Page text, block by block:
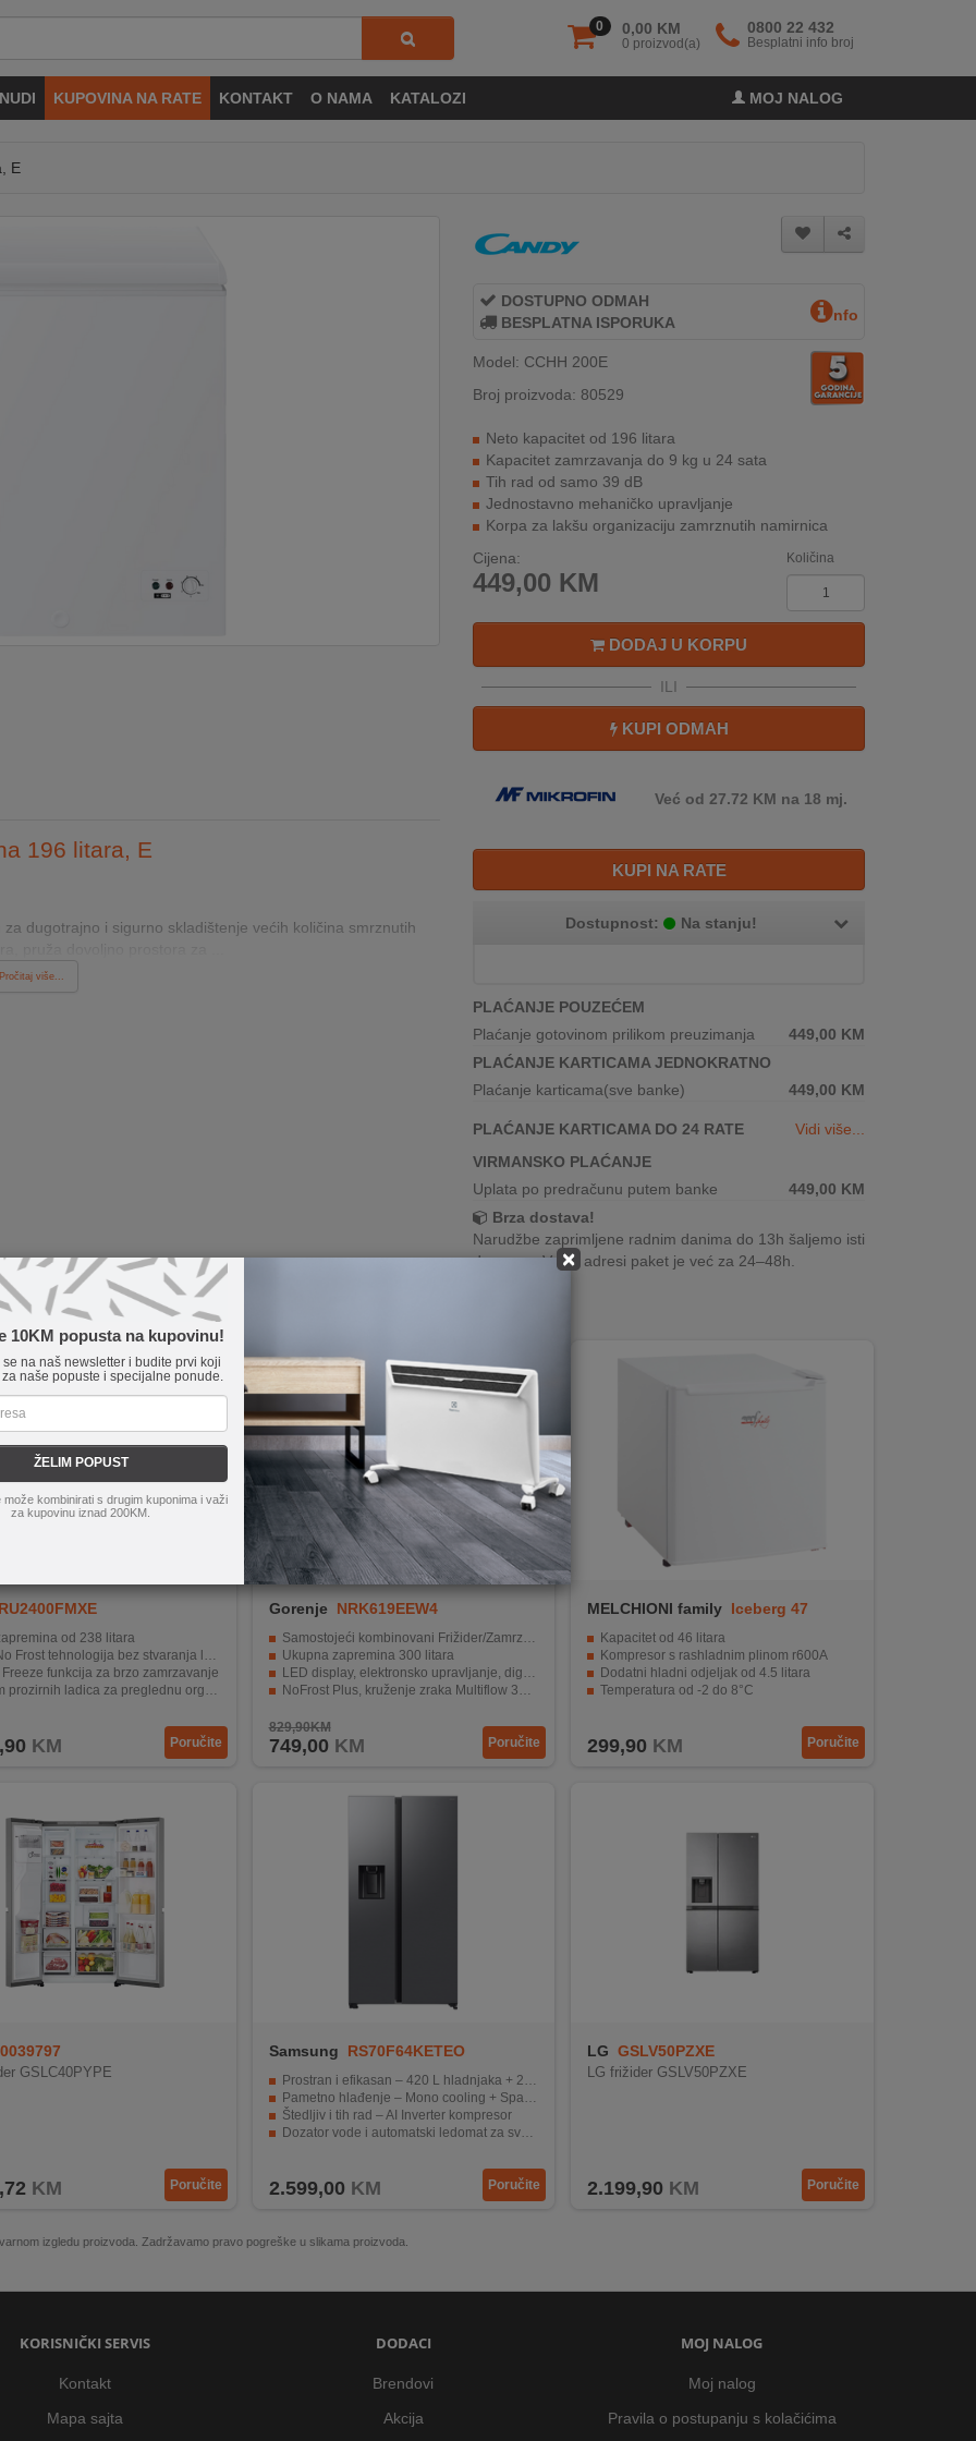
0 0,00 KM
0 proizvod(a)
0800 22 432
Besplatni info broj
KUPOVINA NA RATE KONTAKT O NAMA KATALOZI MOJ NALOG
×
10KM popusta na kupovinu!
se na naš newsletter i budite prvi koji
naše popuste i specijalne ponude.
ŽELIM POPUST
može kombinirati s drugim kuponima i važi
za kupovinu iznad 200KM.
E
196 litara, E
dugotrajno i sigurno skladištenje većih količina smrznutih
Pročitaj više...
DOSTUPNO ODMAH
BESPLATNA ISPORUKA
nfo
Model: CCHH 200E
Broj proizvoda: 80529
Neto kapacitet od 196 litara
Kapacitet zamrzavanja do 9 kg u 24 sata
Tih rad od samo 39 dB
Jednostavno mehaničko upravljanje
Korpa za lakšu organizaciju zamrznutih namirnica
Cijena:
449,00 KM
Količina
DODAJ U KORPU
ILI
KUPI ODMAH
Već od 27.72 KM na 18 mj.
KUPI NA RATE
Dostupnost: Na stanju!
PLAĆANJE POUZEĆEM
Plaćanje gotovinom prilikom preuzimanja
449,00 KM
PLAĆANJE KARTICAMA JEDNOKRATNO
Plaćanje karticama(sve banke)
449,00 KM
PLAĆANJE KARTICAMA DO 24 RATE
Vidi više...
VIRMANSKO PLAĆANJE
Uplata po predračunu putem banke
449,00 KM
Brza dostava!
Narudžbe zaprimljene radnim danima do 13h šaljemo isti
dan, a na Vašoj adresi paket je već za 24–48h.
RU2400FMXE
od 238 litara
Frost tehnologija bez stvaranja leda
Freeze funkcija za brzo zamrzavanje
ladica za preglednu organizaciju
KM Poručite
-10%
Gorenje NRK619EEW4
Samostojeći kombinovani Frižider/Zamrzivač
Ukupna zapremina 300 litara
LED display, elektronsko upravljanje, digitalni prikaz temperature
NoFrost Plus, kruženje zraka Multiflow 360°
829,90KM
749,00 KM Poručite
MELCHIONI family Iceberg 47
Kapacitet od 46 litara
Kompresor s rashladnim plinom r600A
Dodatni hladni odjeljak od 4.5 litara
Temperatura od -2 do 8°C
299,90 KM Poručite
GSLC40PYPE
KM Poručite
Samsung RS70F64KETEO
Prostran i efikasan – 420 L hladnjaka + 220 L zamrzivača
Pametno hlađenje – Mono cooling + SpaceMax™ tehnologija
Štedljiv i tih rad – AI Inverter kompresor
Dozator vode i automatski ledomat za svakodnevnu praktičnost
2.599,00 KM Poručite
LG GSLV50PZXE
LG frižider GSLV50PZXE
2.199,90 KM Poručite
izgledu proizvoda. Zadržavamo pravo pogreške u slikama proizvoda.
KORISNIČKI SERVIS
Kontakt
Mapa sajta
DODACI
Brendovi
Akcija
MOJ NALOG
Moj nalog
Pravila o postupanju s kolačićima